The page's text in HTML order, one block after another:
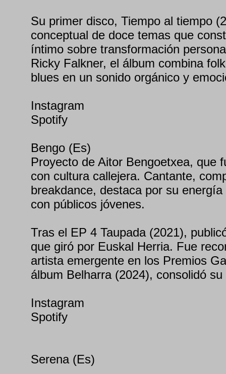
Su primer disco, Tiempo al tiempo
conceptual de doce temas que
íntimo sobre transformación
Ricky Falkner, el álbum combina
blues en un sonido orgánico y
Instagram
Spotify
Bengo (Es)
Proyecto de Aitor Bengoetxea, que
con cultura callejera. Cantante,
breakdance, destaca por su
con públicos jóvenes.
Tras el EP 4 Taupada (2021),
que giró por Euskal Herria. Fue
artista emergente en los Premios
álbum Belharra (2024), consolidó
Instagram
Spotify
Serena (Es)